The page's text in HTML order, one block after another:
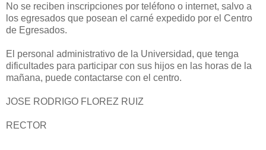
No se reciben inscripciones por teléfono o internet, salvo a
los egresados que posean el carné expedido por el Centro
de Egresados.
El personal administrativo de la Universidad, que tenga
dificultades para participar con sus hijos en las horas de la
mañana, puede contactarse con el centro.
JOSE RODRIGO FLOREZ RUIZ
RECTOR